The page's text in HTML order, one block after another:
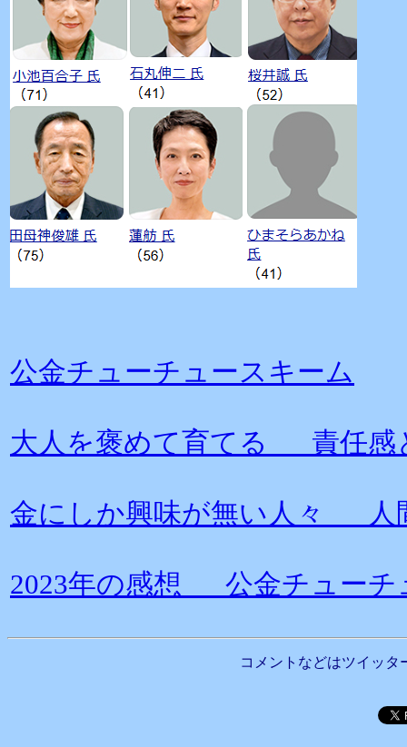
公金チューチュースキーム
大人を褒めて育てる 責任感
金にしか興味が無い人々 人
2023年の感想 公金チューチ
コメントなどはツイッタ